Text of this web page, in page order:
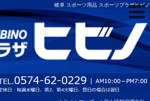
岐阜 スポーツ用品 スポーツプラザヒビノ